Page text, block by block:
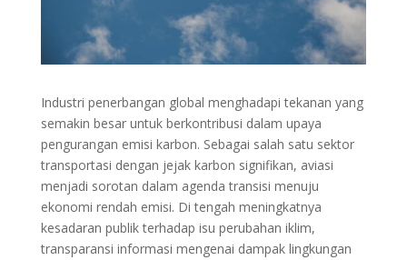
Industri penerbangan global menghadapi tekanan yang
semakin besar untuk berkontribusi dalam upaya
pengurangan emisi karbon. Sebagai salah satu sektor
transportasi dengan jejak karbon signifikan, aviasi
menjadi sorotan dalam agenda transisi menuju
ekonomi rendah emisi. Di tengah meningkatnya
kesadaran publik terhadap isu perubahan iklim,
transparansi informasi mengenai dampak lingkungan